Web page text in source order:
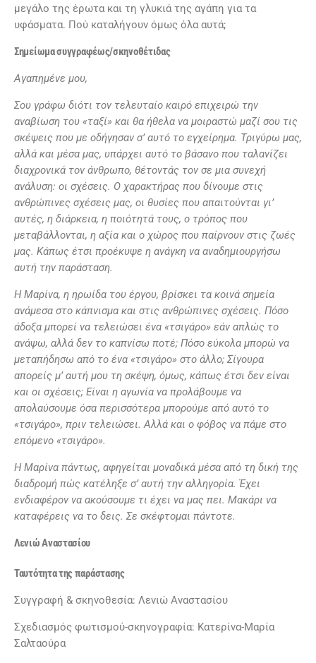
μεγάλο της έρωτα και τη γλυκιά της αγάπη για τα
υφάσματα. Πού καταλήγουν όμως όλα αυτά;
Σημείωμα συγγραφέως/σκηνοθέτιδας
Αγαπημένε μου,
Σου γράφω διότι τον τελευταίο καιρό επιχειρώ την
αναβίωση του «ταξί» και θα ήθελα να μοιραστώ μαζί σου τις
σκέψεις που με οδήγησαν σ’ αυτό το εγχείρημα. Τριγύρω μας,
αλλά και μέσα μας, υπάρχει αυτό το βάσανο που ταλανίζει
διαχρονικά τον άνθρωπο, θέτοντάς τον σε μια συνεχή
ανάλυση: οι σχέσεις. Ο χαρακτήρας που δίνουμε στις
ανθρώπινες σχέσεις μας, οι θυσίες που απαιτούνται γι’
αυτές, η διάρκεια, η ποιότητά τους, ο τρόπος που
μεταβάλλονται, η αξία και ο χώρος που παίρνουν στις ζωές
μας. Κάπως έτσι προέκυψε η ανάγκη να αναδημιουργήσω
αυτή την παράσταση.
Η Μαρίνα, η ηρωίδα του έργου, βρίσκει τα κοινά σημεία
ανάμεσα στο κάπνισμα και στις ανθρώπινες σχέσεις. Πόσο
άδοξα μπορεί να τελειώσει ένα «τσιγάρο» εάν απλώς το
ανάψω, αλλά δεν το καπνίσω ποτέ; Πόσο εύκολα μπορώ να
μεταπήδησω από το ένα «τσιγάρο» στο άλλο; Σίγουρα
απορείς μ’ αυτή μου τη σκέψη, όμως, κάπως έτσι δεν είναι
και οι σχέσεις; Είναι η αγωνία να προλάβουμε να
απολαύσουμε όσα περισσότερα μπορούμε από αυτό το
«τσιγάρο», πριν τελειώσει. Αλλά και ο φόβος να πάμε στο
επόμενο «τσιγάρο».
Η Μαρίνα πάντως, αφηγείται μοναδικά μέσα από τη δική της
διαδρομή πώς κατέληξε σ’ αυτή την αλληγορία. Έχει
ενδιαφέρον να ακούσουμε τι έχει να μας πει. Μακάρι να
καταφέρεις να το δεις. Σε σκέφτομαι πάντοτε.
Λενιώ Αναστασίου
Ταυτότητα της παράστασης
Συγγραφή & σκηνοθεσία: Λενιώ Αναστασίου
Σχεδιασμός φωτισμού-σκηνογραφία: Κατερίνα-Μαρία
Σαλταούρα